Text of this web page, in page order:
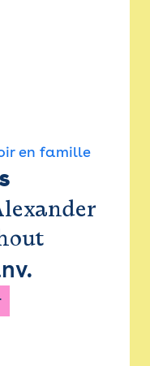
en famille